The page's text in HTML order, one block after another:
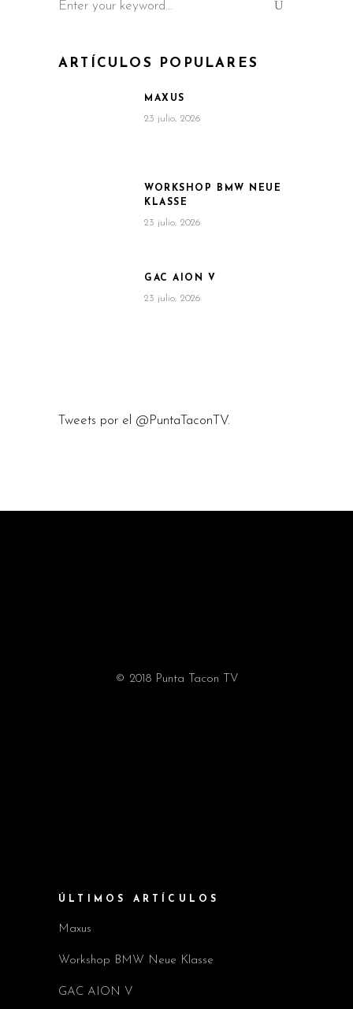
for:
ARTÍCULOS POPULARES
MAXUS
23 julio, 2026
WORKSHOP BMW NEUE
KLASSE
23 julio, 2026
GAC AION V
23 julio, 2026
Tweets por el @PuntaTaconTV.
© 2018 Punta Tacon TV
ÚLTIMOS ARTÍCULOS
Maxus
Workshop BMW Neue Klasse
GAC AION V